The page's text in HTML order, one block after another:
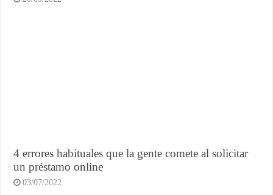
4 errores habituales que la gente comete al solicitar
un préstamo online
03/07/2022